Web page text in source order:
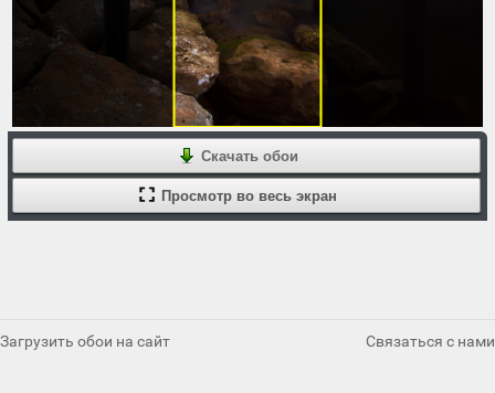
Скачать обои
Просмотр во весь экран
Загрузить обои на сайт Связаться с нами